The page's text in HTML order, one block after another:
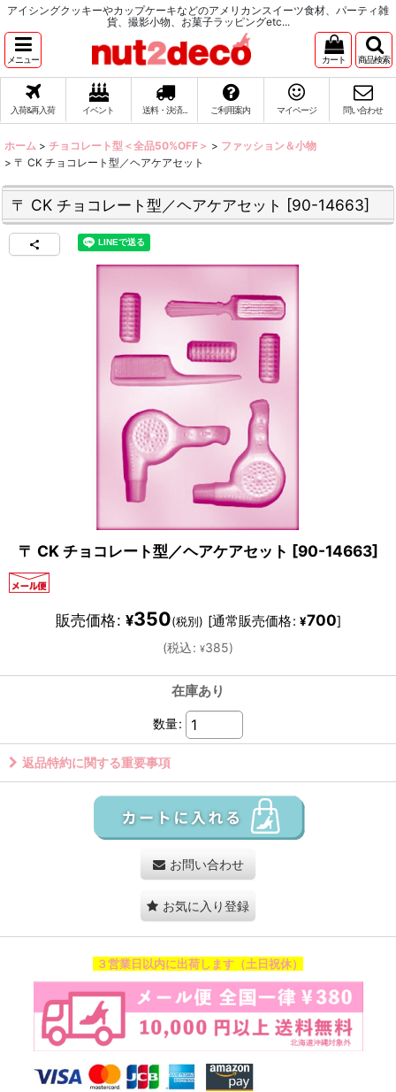
アイシングクッキーやカップケーキなどのアメリカンスイーツ食材、パーティ雑
貨、撮影小物、お菓子ラッピングetc...
メニュー カート 商品検索
入荷&再入荷 イベント 送料・決済... ご利用案内 マイページ 問い合わせ
ホーム > チョコレート型＜全品50%OFF＞ > ファッション＆小物
> 〒 CK チョコレート型／ヘアケアセット
〒 CK チョコレート型／ヘアケアセット [90-14663]
〒 CK チョコレート型／ヘアケアセット [90-14663]
販売価格: ¥350(税別) [通常販売価格: ¥700]
(税込: ¥385)
在庫あり
数量:
返品特約に関する重要事項
お問い合わせ
お気に入り登録
３営業日以内に出荷します（土日祝休）